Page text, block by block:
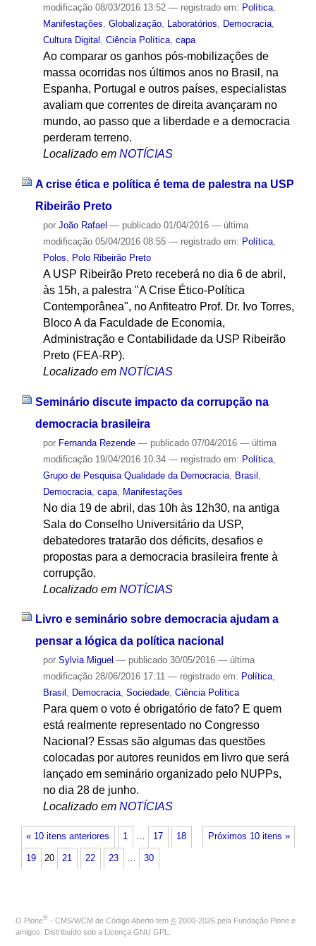
modificação08/03/2016 13:52 — registrado em: Política,
Manifestações, Globalização, Laboratórios, Democracia,
Cultura Digital , Ciência Política, capa
Ao comparar os ganhos pós-mobilizações de
massa ocorridas nos últimos anos no Brasil, na
Espanha, Portugal e outros países, especialistas
avaliam que correntes de direita avançaram no
mundo, ao passo que a liberdade e a democracia
perderam terreno.
Localizado em NOTÍCIAS
A crise ética e política é tema de palestra na USP
Ribeirão Preto
por João Rafael — publicado01/04/2016 — última
modificação05/04/2016 08:55 — registrado em: Política,
Polos
Polo Ribeirão Preto
A USP Ribeirão Preto receberá no dia 6 de abril,
às 15h, a palestra "A Crise Ético-Política
Contemporânea", no Anfiteatro Prof. Dr. Ivo Torres,
Bloco A da Faculdade de Economia,
Administração e Contabilidade da USP Ribeirão
Preto (FEA-RP).
Localizado em NOTÍCIAS
Seminário discute impacto da corrupção na
democracia brasileira
por Fernanda Rezende — publicado07/04/2016 — última
modificação19/04/2016 10:34 — registrado em: Política,
Grupo de Pesquisa Qualidade da Democracia, Brasil
Democracia, capa, Manifestações
No dia 19 de abril, das 10h às 12h30, na antiga
Sala do Conselho Universitário da USP,
debatedores tratarão dos déficits, desafios e
propostas para a democracia brasileira frente à
corrupção.
Localizado em NOTÍCIAS
Livro e seminário sobre democracia ajudam a
pensar a lógica da política nacional
por Sylvia Miguel — publicado30/05/2016 — última
modificação28/06/2016 17:11 — registrado em: Política,
Brasil , Democracia, Sociedade, Ciência Política
Para quem o voto é obrigatório de fato? E quem
está realmente representado no Congresso
Nacional? Essas são algumas das questões
colocadas por autores reunidos em livro que será
lançado em seminário organizado pelo NUPPs,
no dia 28 de junho.
Localizado em NOTÍCIAS
« 10 itens anteriores Próximos 10 itens »
1 … 17 18
19 20 21 22 23 … 30
O Plone® - CMS/WCM de Código Aberto tem © 2000-2026 pela Fundação Plone e
amigos. Distribuído sob a Licença GNU GPL